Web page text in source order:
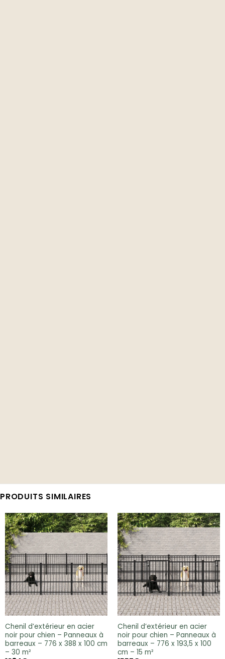
PRODUITS SIMILAIRES
Chenil d’extérieur en acier
noir pour chien – Panneaux à
barreaux – 776 x 388 x 100 cm
– 30 m²
Chenil d’extérieur en acier
noir pour chien – Panneaux à
barreaux – 776 x 193,5 x 100
cm – 15 m²